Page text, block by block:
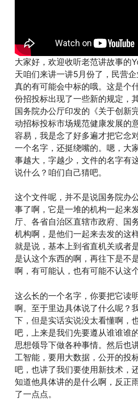
大家好，欢迎收听老范讲故事的
天咱们来讲一讲5月份了，民营企
真的有可能会中标的哦。这是个
份招投标出现了一些新的规定，
国务院办公厅印发的《关于创新
动招标投标市场规范健康发展的
容易，我是念了好多遍才把它念
一个名字，还挺绕嘴的。嗯，大
事越大，字越少，文件的名字有
说什么？咱们自己猜吧。
这个文件呢，并不是说国务院办
事了啊，它是一堆的机构一起来
厅、各省自治区直辖市政府、国
机构啊，是他们一起来去发的这
就是说，基本上到省直机关或者
是认这个东西的啊，再往下是不
啊，有可能认，也有可能不认这
这么长的一个名字，你要把它读
啊。至于里边具体说了什么呢？
下，但是实话实说没太看懂啊，
吧，上来是我们先要遵从谁谁谁
思想领导下做各种事情。然后也
工智能，要用大数据，公开的投
吧，也讲了我们要使用新技术，
知道他具体讲的是什么啊，反正
了一点点。